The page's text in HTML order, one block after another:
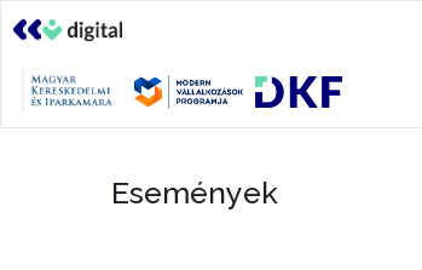
Események